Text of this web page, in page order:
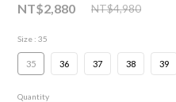
NT$2,880 NT$4,980
Size : 35
35 36 37 38 39
Quantity